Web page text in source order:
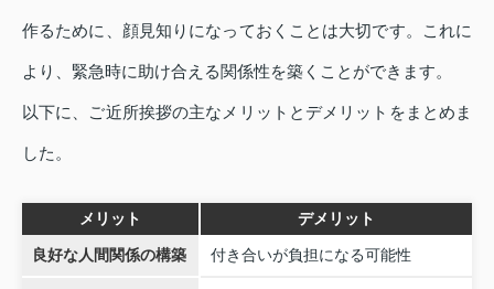
作るために、顔見知りになっておくことは大切です。これに
より、緊急時に助け合える関係性を築くことができます。
以下に、ご近所挨拶の主なメリットとデメリットをまとめま
した。
メリット デメリット
良好な人間関係の構築 付き合いが負担になる可能性